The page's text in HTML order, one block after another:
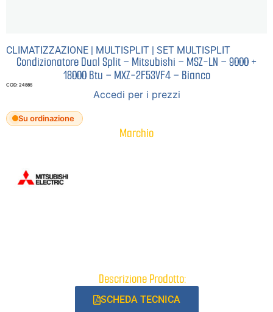
CLIMATIZZAZIONE | MULTISPLIT | SET MULTISPLIT
Condizionatore Dual Split – Mitsubishi – MSZ-LN – 9000 +
18000 Btu – MXZ-2F53VF4 – Bianco
COD: 24885
Accedi per i prezzi
Su ordinazione
Marchio
Descrizione Prodotto:
SCHEDA TECNICA